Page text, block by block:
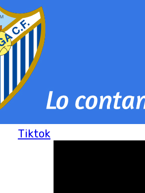
Tiktok